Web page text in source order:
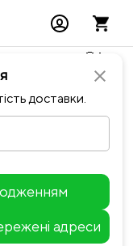
close
доставки.
адреси
оплатами🥺🔧